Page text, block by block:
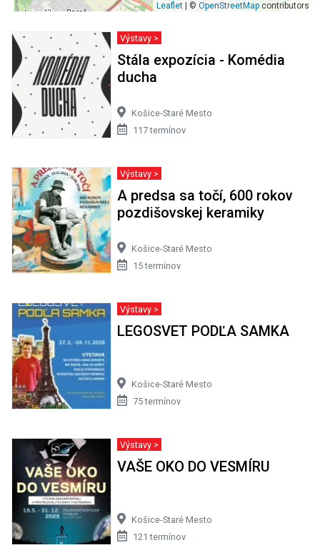
Leaflet | © OpenStreetMap contributors
Výstavy >
Stála expozícia - Komédia
ducha
Košice-Staré Mesto
117 termínov
Výstavy >
A predsa sa točí, 600 rokov
pozdišovskej keramiky
Košice-Staré Mesto
15 termínov
Výstavy >
LEGOSVET PODĽA SAMKA
Košice-Staré Mesto
75 termínov
Výstavy >
VAŠE OKO DO VESMÍRU
Košice-Staré Mesto
121 termínov